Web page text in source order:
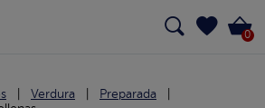
0
Verdura
Preparada